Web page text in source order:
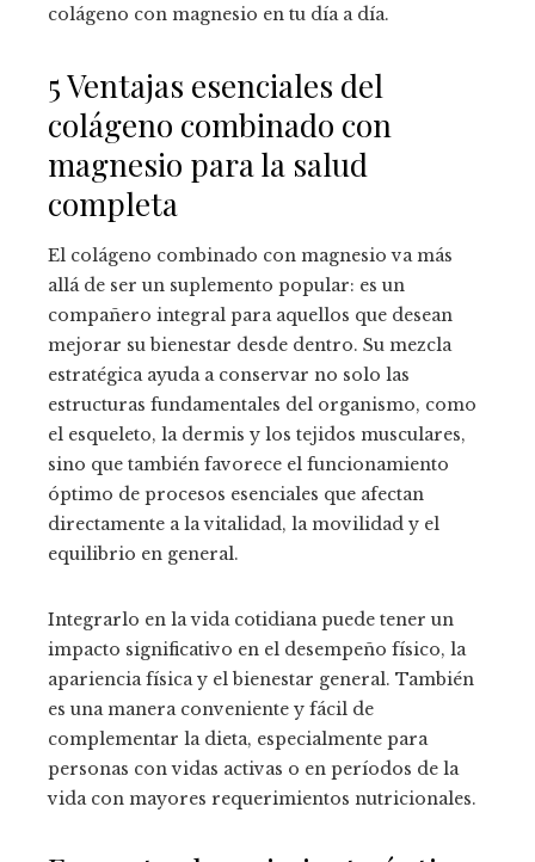
colágeno con magnesio en tu día a día.
5 Ventajas esenciales del
colágeno combinado con
magnesio para la salud
completa
El colágeno combinado con magnesio va más
allá de ser un suplemento popular: es un
compañero integral para aquellos que desean
mejorar su bienestar desde dentro. Su mezcla
estratégica ayuda a conservar no solo las
estructuras fundamentales del organismo, como
el esqueleto, la dermis y los tejidos musculares,
sino que también favorece el funcionamiento
óptimo de procesos esenciales que afectan
directamente a la vitalidad, la movilidad y el
equilibrio en general.
Integrarlo en la vida cotidiana puede tener un
impacto significativo en el desempeño físico, la
apariencia física y el bienestar general. También
es una manera conveniente y fácil de
complementar la dieta, especialmente para
personas con vidas activas o en períodos de la
vida con mayores requerimientos nutricionales.